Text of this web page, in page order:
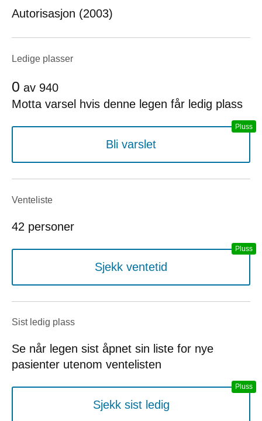
Autorisasjon (2003)
Ledige plasser
0 av 940
Motta varsel hvis denne legen får ledig plass
Bli varslet
Venteliste
42 personer
Sjekk ventetid
Sist ledig plass
Se når legen sist åpnet sin liste for nye
pasienter utenom ventelisten
Sjekk sist ledig